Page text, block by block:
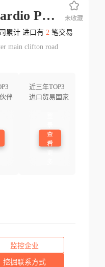
International Aeardio Pakistan Pvt Ltd.
累计 进口有 2笔交易
main clifton road
伴
近三年TOP3
进口贸易国家
查
看
未收藏
监控企业
挖掘联系方式